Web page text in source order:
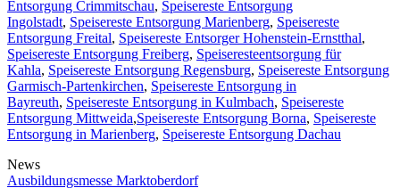
Entsorgung Crimmitschau, Speisereste Entsorgung
Ingolstadt, Speisereste Entsorgung Marienberg, Speisereste
Entsorgung Freital, Speisereste Entsorger Hohenstein-Ernstthal,
Speisereste Entsorgung Freiberg, Speiseresteentsorgung für
Kahla, Speisereste Entsorgung Regensburg, Speisereste Entsorgung
Garmisch-Partenkirchen, Speisereste Entsorgung in
Bayreuth, Speisereste Entsorgung in Kulmbach, Speisereste
Entsorgung Mittweida,Speisereste Entsorgung Borna, Speisereste
Entsorgung in Marienberg, Speisereste Entsorgung Dachau
News
Ausbildungsmesse Marktoberdorf